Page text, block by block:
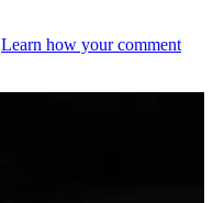
Learn how your comment